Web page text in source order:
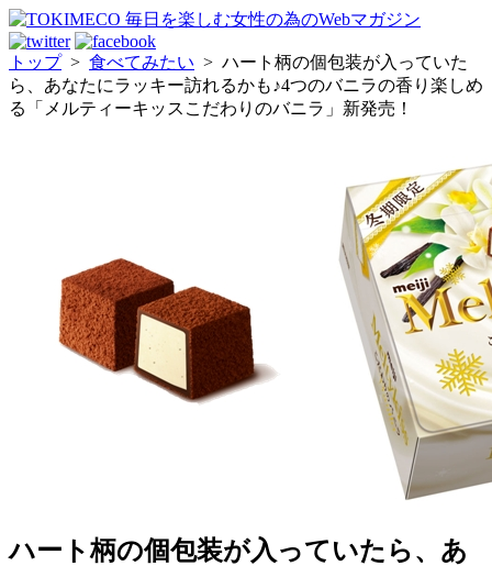
トップ> 食べてみたい > ハート柄の個包装が入っていた
ら、あなたにラッキー訪れるかも♪4つのバニラの香り楽しめ
る「メルティーキッスこだわりのバニラ」新発売！
ハート柄の個包装が入っていたら、あ